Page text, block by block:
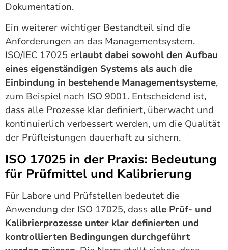
Dokumentation.
Ein weiterer wichtiger Bestandteil sind die
Anforderungen an das Managementsystem.
ISO/IEC 17025 erlaubt dabei sowohl den Aufbau
eines eigenständigen Systems als auch die
Einbindung in bestehende Managementsysteme,
zum Beispiel nach ISO 9001. Entscheidend ist,
dass alle Prozesse klar definiert, überwacht und
kontinuierlich verbessert werden, um die Qualität
der Prüfleistungen dauerhaft zu sichern.
ISO 17025 in der Praxis: Bedeutung
für Prüfmittel und Kalibrierung
Für Labore und Prüfstellen bedeutet die
Anwendung der ISO 17025, dass alle Prüf- und
Kalibrierprozesse unter klar definierten und
kontrollierten Bedingungen durchgeführt